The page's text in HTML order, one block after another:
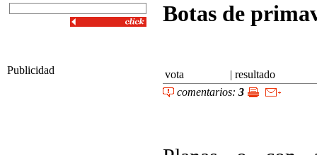
Publicidad
Botas de
vota | resultado
comentarios: 3